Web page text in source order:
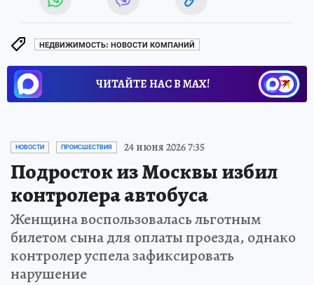
НЕДВИЖИМОСТЬ: НОВОСТИ КОМПАНИЙ
ЧИТАЙТЕ НАС В МАХ!
НОВОСТИ ПРОИСШЕСТВИЯ 24 июня 2026 7:35
Подросток из Москвы избил
контролера автобуса
Женщина воспользовалась льготным
билетом сына для оплаты проезда, однако
контролер успела зафиксировать
нарушение